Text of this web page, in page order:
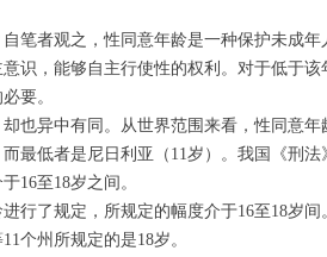
笔者观之，性同意年龄是一种保护未成
识，能够自主行使性的权利。对于低于
要。
也异中有同。从世界范围来看，性同意
而最低者是尼日利亚（11岁）。我国《刑
16至18岁之间。
行了规定，所规定的幅度介于16至18岁
个州所规定的是18岁。